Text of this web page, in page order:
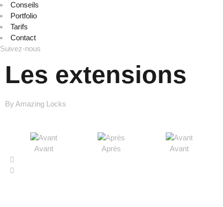
Conseils
Portfolio
Tarifs
Contact
Suivez-nous
Les extensions
By Amazing Locks
Avant Après Avant